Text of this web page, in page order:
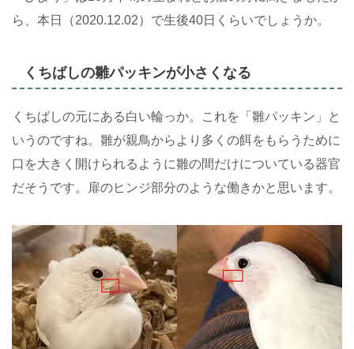
ら、本日（2020.12.02）で生後40日くらいでしょうか。
くちばしの雛パッキンが小さくなる
くちばしの元にある白い輪っか。これを「雛パッキン」と
いうのですね。雛が親鳥からより多くの餌をもらうために
口を大きく開けられるように雛の間だけについている器官
だそうです。扉のヒンジ部分のような働きかと思います。